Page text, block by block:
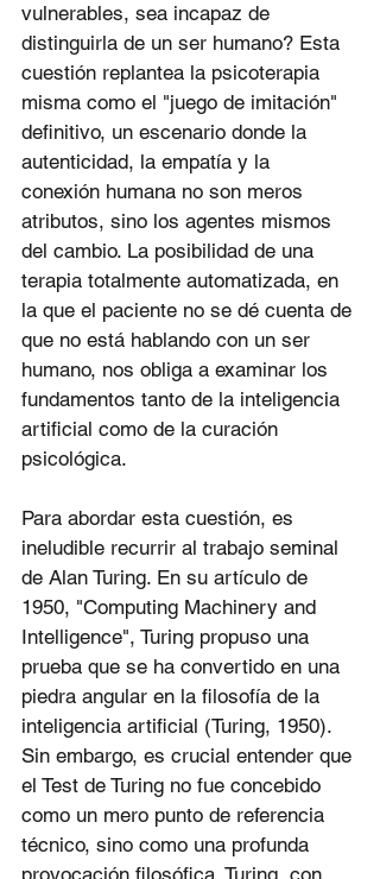
vulnerables, sea incapaz de
distinguirla de un ser humano? Esta
cuestión replantea la psicoterapia
misma como el "juego de imitación"
definitivo, un escenario donde la
autenticidad, la empatía y la
conexión humana no son meros
atributos, sino los agentes mismos
del cambio. La posibilidad de una
terapia totalmente automatizada, en
la que el paciente no se dé cuenta de
que no está hablando con un ser
humano, nos obliga a examinar los
fundamentos tanto de la inteligencia
artificial como de la curación
psicológica.
Para abordar esta cuestión, es
ineludible recurrir al trabajo seminal
de Alan Turing. En su artículo de
1950, "Computing Machinery and
Intelligence", Turing propuso una
prueba que se ha convertido en una
piedra angular en la filosofía de la
inteligencia artificial (Turing, 1950).
Sin embargo, es crucial entender que
el Test de Turing no fue concebido
como un mero punto de referencia
técnico, sino como una profunda
provocación filosófica. Turing, con